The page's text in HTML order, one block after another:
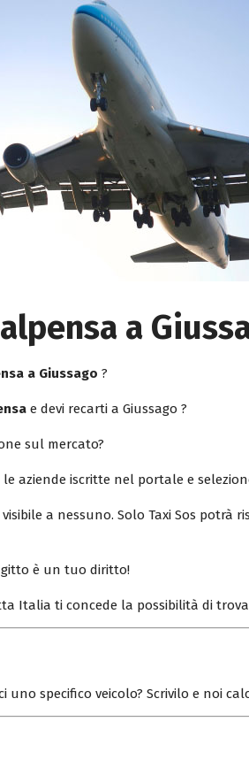
a
a Giussago ?
e devi recarti a Giussago ?
sul mercato?
aziende iscritte nel portale e
a nessuno. Solo Taxi Sos potrà
è un tuo diritto!
Italia ti concede la possibilità di
uno specifico veicolo? Scrivilo e noi